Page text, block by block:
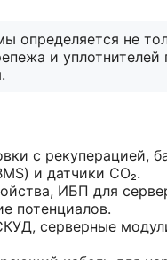
определяется не
и уплотнителей
с рекуперацией,
и датчики СО₂.
ИБП для
потенциалов.
серверные